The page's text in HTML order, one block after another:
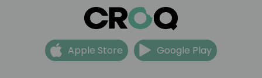
Apple Store Google Play